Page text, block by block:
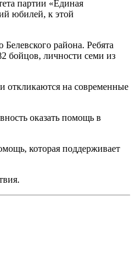
партии «Единая
юбилей, к этой
района. Ребята
бойцов, личности семи из
откликаются на современные
оказать помощь в
которая поддерживает